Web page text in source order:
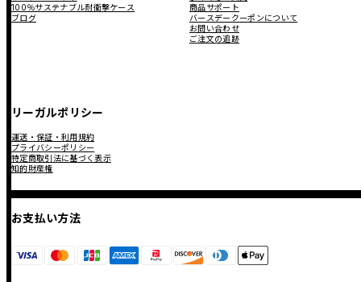
100％サステナブル耐衝撃ケース
ブログ
商品サポート
バースデークーポンについて
お問い合わせ
ご注文の追跡
リーガルポリシー
運送・保証・利用規約
プライバシーポリシー
特定商取引法に基づく表示
知的財産権
お支払い方法